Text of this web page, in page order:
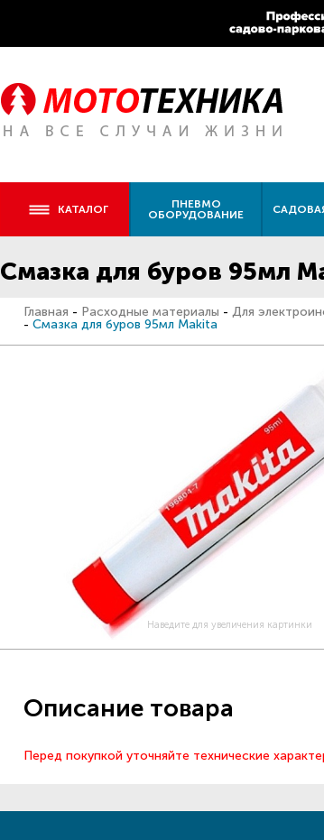
КАТАЛОГ
ПНЕВМО
ОБОРУДОВАНИЕ
Смазка для буров 95мл
Главная - Расходные материалы - Для
- Смазка для буров 95мл Makita
Наведите для увеличения картинки
Описание товара
Перед покупкой уточняйте технические